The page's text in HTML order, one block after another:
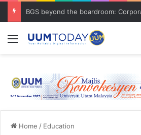
Menu
Home / Education